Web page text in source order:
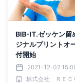
BIB-IT.ゼッケン留
ジナルプリントオ
付開始
2021-12-02
株式会社 ＲＥＣ